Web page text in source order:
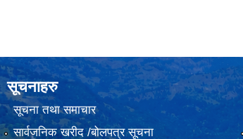
सूचनाहरु
सूचना तथा समाचार
सार्वजनिक खरीद /बोलपत्र सूचना